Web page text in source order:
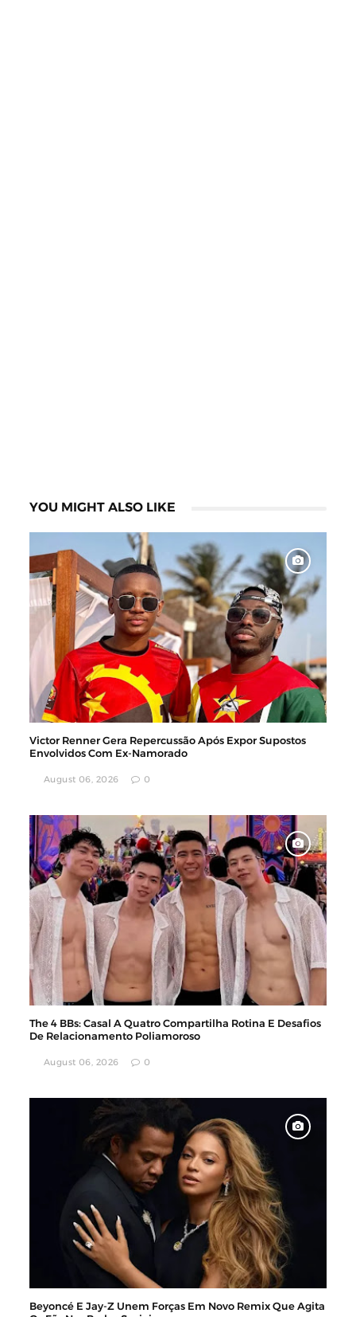
YOU MIGHT ALSO LIKE
Victor Renner Gera Repercussão Após Expor Supostos
Envolvidos Com Ex-Namorado
August 06, 2026 0
The 4 BBs: Casal A Quatro Compartilha Rotina E Desafios
De Relacionamento Poliamoroso
August 06, 2026 0
Beyoncé E Jay-Z Unem Forças Em Novo Remix Que Agita